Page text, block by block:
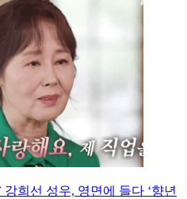
강희선 성우, 영면에 들다 ‘향년